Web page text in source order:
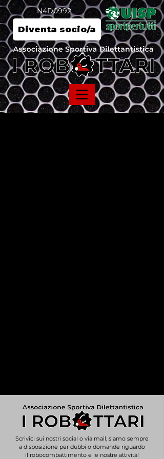
N4D0992
Diventa socio/a
Scrivici sui nostri social o via mail, siamo sempre
a disposizione per dubbi o domande riguardo
il robocombattimento e le nostre attività!